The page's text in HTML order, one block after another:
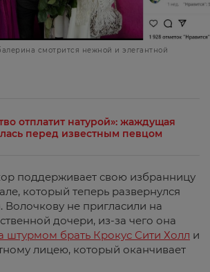
смотрится нежной и элегантной
отплатит натурой»: жаждущая
перед известным певцом
поддерживает свою избранницу
который теперь развернулся
Волочкову не пригласили на
дочери, из-за чего она
штурмом брать Крокус Сити Холл и
лицею, который оканчивает